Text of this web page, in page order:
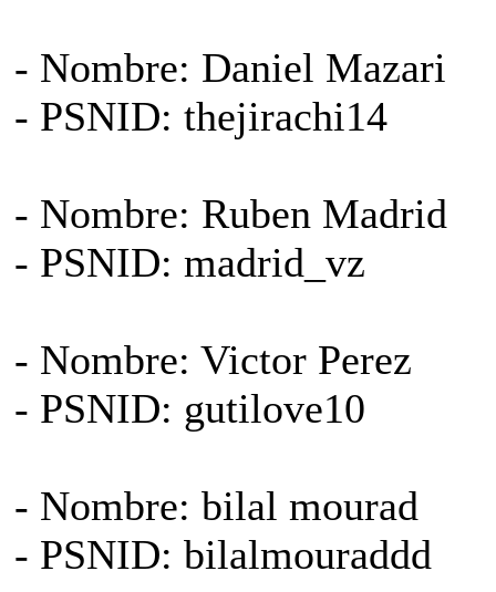
- Nombre: Daniel Mazari
- PSNID: thejirachi14
- Nombre: Ruben Madrid
- PSNID: madrid_vz
- Nombre: Victor Perez
- PSNID: gutilove10
- Nombre: bilal mourad
- PSNID: bilalmouraddd